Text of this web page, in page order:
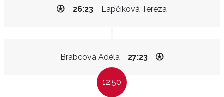
Lapčíková Tereza
26:23
Brabcová Adéla 27:23
12:50